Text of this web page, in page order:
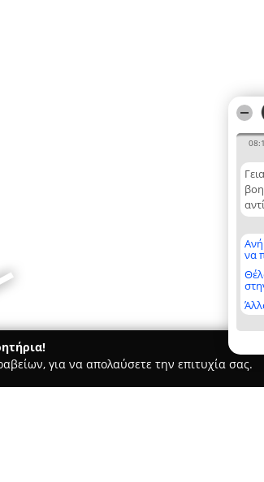
να
για να απολαύσετε την επιτυχία σας.